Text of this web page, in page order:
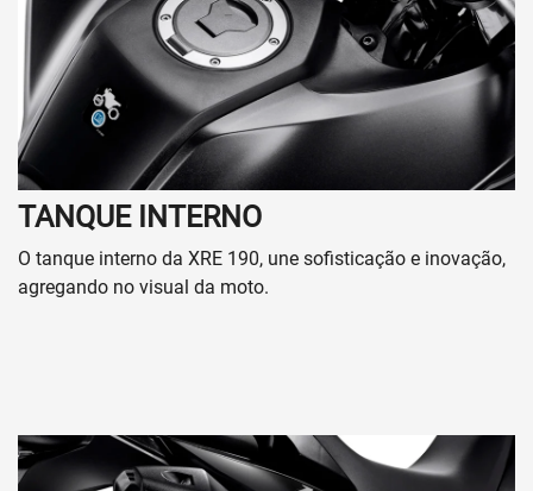
TANQUE INTERNO
O tanque interno da XRE 190, une sofisticação e inovação,
agregando no visual da moto.